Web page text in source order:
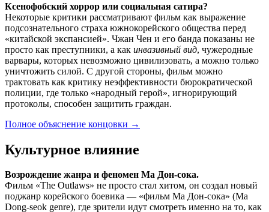
Ксенофобский хоррор или социальная сатира?
Некоторые критики рассматривают фильм как выражение
подсознательного страха южнокорейского общества перед
«китайской экспансией». Чжан Чен и его банда показаны не
просто как преступники, а как инвазивный вид, чужеродные
варвары, которых невозможно цивилизовать, а можно только
уничтожить силой. С другой стороны, фильм можно
трактовать как критику неэффективности бюрократической
полиции, где только «народный герой», игнорирующий
протоколы, способен защитить граждан.
Полное объяснение концовки →
Культурное влияние
Возрождение жанра и феномен Ма Дон-сока.
Фильм «The Outlaws» не просто стал хитом, он создал новый
поджанр корейского боевика — «фильм Ма Дон-сока» (Ma
Dong-seok genre), где зрители идут смотреть именно на то, как